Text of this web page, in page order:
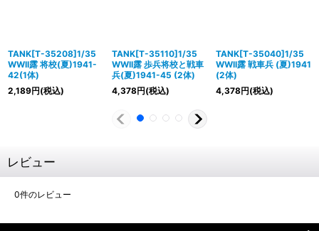
TANK[T-35208]1/35
WWII露 将校(夏)1941-
42(1体)
2,189円(税込)
TANK[T-35110]1/35
WWII露 歩兵将校と戦車
兵(夏)1941-45 (2体)
4,378円(税込)
TANK[T-35040]1/35
WWII露 戦車兵 (夏)1941
(2体)
4,378円(税込)
レビュー
0件のレビュー